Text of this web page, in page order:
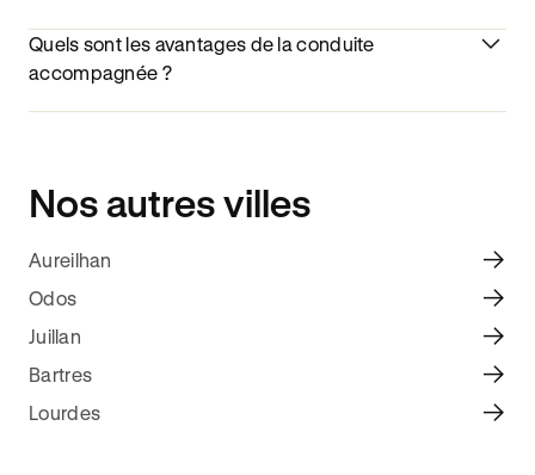
Quels sont les avantages de la conduite
accompagnée ?
Nos autres villes
Aureilhan
Odos
Juillan
Bartres
Lourdes